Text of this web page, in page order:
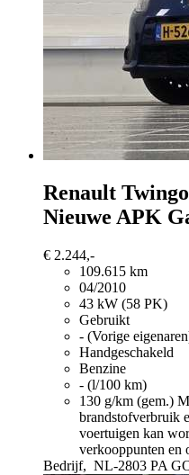
Renault Twingo
Nieuwe APK
€ 2.244,-
109.615 km
04/2010
43 kW (58 PK)
Gebruikt
- (Vorige
Handgeschakeld
Benzine
- (l/100 km)
130 g/km (gem.)
brandstofverbruik
voertuigen kan
verkooppunten en
Bedrijf, NL-2803 PA